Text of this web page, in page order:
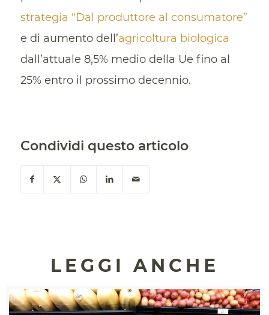
strategia “Dal produttore al consumatore”
e di aumento dell’agricoltura biologica
dall’attuale 8,5% medio della Ue fino al
25% entro il prossimo decennio.
Condividi questo articolo
LEGGI ANCHE